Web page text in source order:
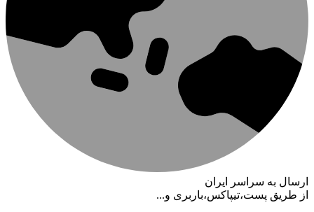
ارسال به سراسر ایران
از طریق پست،تیپاکس،باربری و...